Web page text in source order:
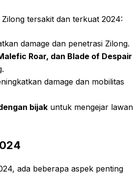
tersakit dan terkuat 2024:
damage dan penetrasi Zilong.
Roar, dan Blade of Despair
damage dan mobilitas
bijak untuk mengejar lawan
ada beberapa aspek penting